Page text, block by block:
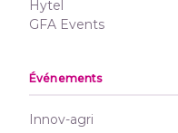
Hytel
GFA Events
Événements
Innov-agri